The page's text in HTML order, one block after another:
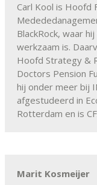
Carl Kool is Hoofd
BlackRock, waar
werkzaam is.
Hoofd Strategy &
Doctors Pension
hij onder meer bij
afgestudeerd in
Rotterdam en is
Marit Kosmeijer